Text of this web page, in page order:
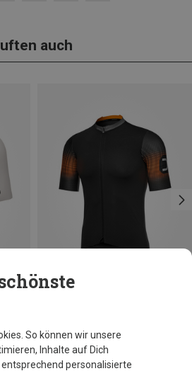
auch
So können wir unsere
Inhalte auf Dich
personalisierte